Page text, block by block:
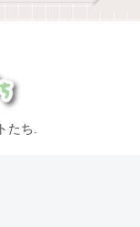
たち.